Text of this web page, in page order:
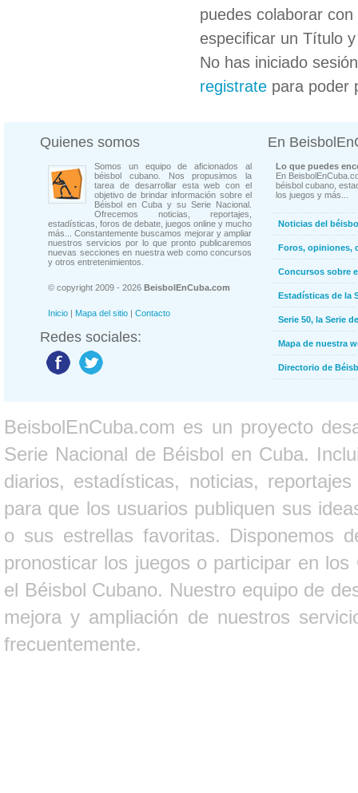
puedes colaborar
especificar un Título
No has iniciado
registrate para poder
Quienes somos
Somos un equipo de aficionados al
béisbol cubano. Nos propusimos la
tarea de desarrollar esta web con el
objetivo de brindar información sobre el
Béisbol en Cuba y su Serie Nacional.
Ofrecemos noticias, reportajes,
estadísticas, foros de debate, juegos online y mucho
más... Constantemente buscamos mejorar y ampliar
nuestros servicios por lo que pronto publicaremos
nuevas secciones en nuestra web como concursos
y otros entretenimientos.
© copyright 2009 - 2026 BeisbolEnCuba.com
Inicio | Mapa del sitio | Contacto
Redes sociales:
En
Lo que puedes
En
béisbol cubano,
los juegos y más...
Noticias del
Foros, opiniones,
Concursos sobre
Estadísticas de la
Serie 50, la Serie
Mapa de nuestra
Directorio de
BeisbolEnCuba.com es un proyecto
Serie Nacional de Béisbol en Cuba.
diarios, estadísticas, noticias,
para que los usuarios publiquen sus
o sus estrellas favoritas. Disponemos
pronosticar los juegos o participar en
el Béisbol Cubano. Nuestro equipo de
mejora y ampliación de nuestros
frecuentemente.